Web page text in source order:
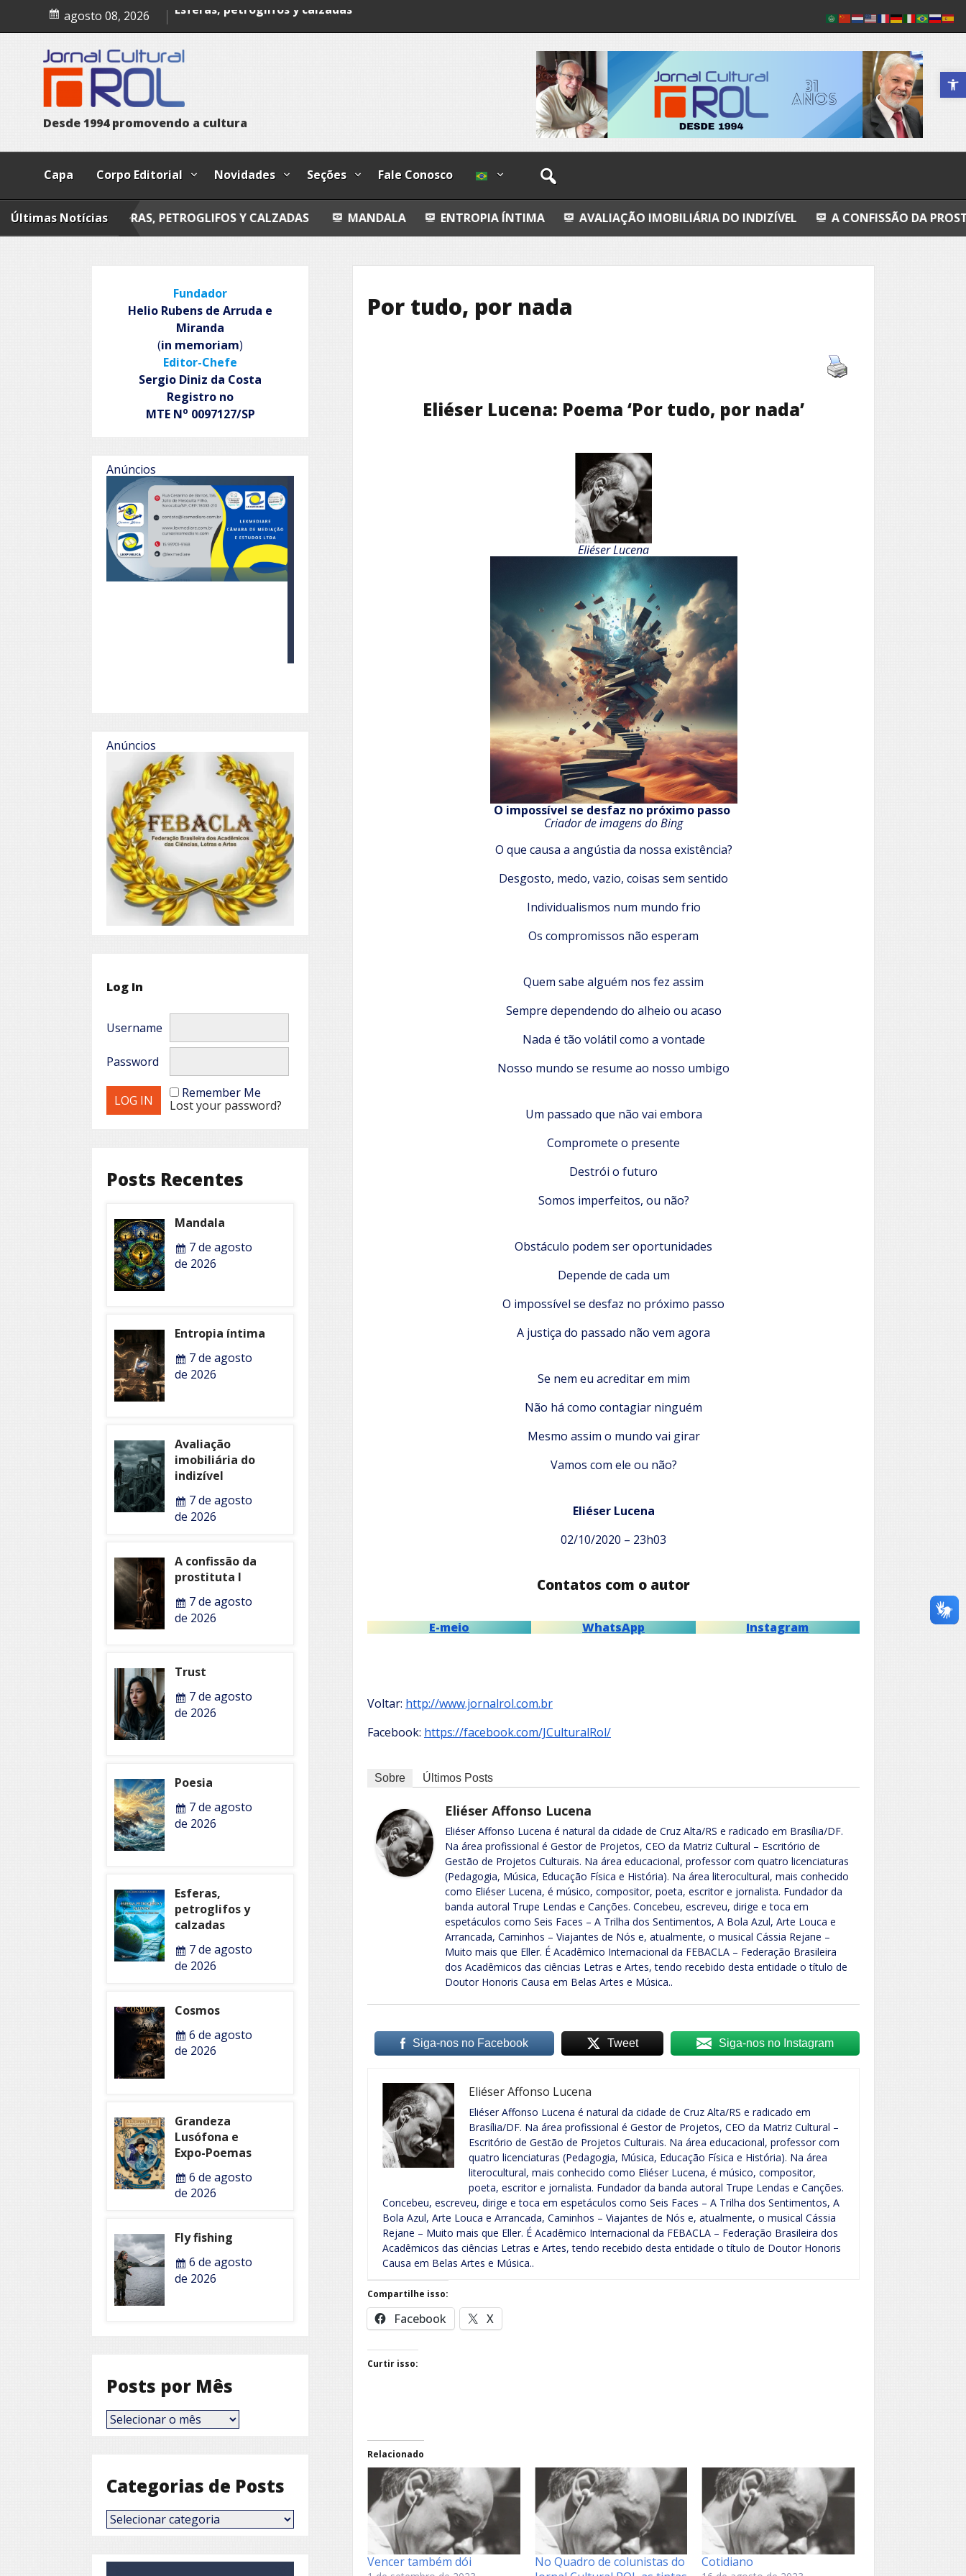
Abrir a
content
agosto 08, 2026
Desde1994 promovendo a cultura
Capa Corpo Editorial Novidades Seções Fale Conosco
Últimas Notícias
ESFERAS, PETROGLIFOS Y CALZADAS MANDALA ENTROPIA ÍNTIMA AVALIAÇÃO IMOBILIÁRIA DO INDIZÍVEL A CONFISSÃO DA PROSTITUTA I
Por tudo, por nada
Eliéser Lucena: Poema ‘Por tudo, por nada’
Eliéser Lucena
O impossível se desfaz no próximo passo
Criador de imagens do Bing
O que causa a angústia da nossa existência?
Desgosto, medo, vazio, coisas sem sentido
Individualismos num mundo frio
Os compromissos não esperam
Quem sabe alguém nos fez assim
Sempre dependendo do alheio ou acaso
Nada é tão volátil como a vontade
Nosso mundo se resume ao nosso umbigo
Um passado que não vai embora
Compromete o presente
Destrói o futuro
Somos imperfeitos, ou não?
Obstáculo podem ser oportunidades
Depende de cada um
O impossível se desfaz no próximo passo
A justiça do passado não vem agora
Se nem eu acreditar em mim
Não há como contagiar ninguém
Mesmo assim o mundo vai girar
Vamos com ele ou não?
Eliéser Lucena
02/10/2020 – 23h03
Contatos com o autor
E-meio WhatsApp Instagram
Voltar: http://www.jornalrol.com.br
Facebook: https://facebook.com/JCulturalRol/
Sobre Últimos Posts
Eliéser Affonso Lucena
Eliéser Affonso Lucena é natural da cidade de Cruz Alta/RS e radicado em Brasília/DF.
Na área profissional é Gestor de Projetos, CEO da Matriz Cultural – Escritório de
Gestão de Projetos Culturais. Na área educacional, professor com quatro licenciaturas
(Pedagogia, Música, Educação Física e História). Na área literocultural, mais conhecido
como Eliéser Lucena, é músico, compositor, poeta, escritor e jornalista. Fundador da
banda autoral Trupe Lendas e Canções. Concebeu, escreveu, dirige e toca em
espetáculos como Seis Faces – A Trilha dos Sentimentos, A Bola Azul, Arte Louca e
Arrancada, Caminhos – Viajantes de Nós e, atualmente, o musical Cássia Rejane –
Muito mais que Eller. É Acadêmico Internacional da FEBACLA – Federação Brasileira
dos Acadêmicos das ciências Letras e Artes, tendo recebido desta entidade o título de
Doutor Honoris Causa em Belas Artes e Música..
Siga-nos no Facebook Tweet Siga-nos no Instagram
Eliéser Affonso Lucena
Eliéser Affonso Lucena é natural da cidade de Cruz Alta/RS e radicado em
Brasília/DF. Na área profissional é Gestor de Projetos, CEO da Matriz Cultural –
Escritório de Gestão de Projetos Culturais. Na área educacional, professor com
quatro licenciaturas (Pedagogia, Música, Educação Física e História). Na área
literocultural, mais conhecido como Eliéser Lucena, é músico, compositor,
poeta, escritor e jornalista. Fundador da banda autoral Trupe Lendas e Canções.
Concebeu, escreveu, dirige e toca em espetáculos como Seis Faces – A Trilha dos Sentimentos, A
Bola Azul, Arte Louca e Arrancada, Caminhos – Viajantes de Nós e, atualmente, o musical Cássia
Rejane – Muito mais que Eller. É Acadêmico Internacional da FEBACLA – Federação Brasileira dos
Acadêmicos das ciências Letras e Artes, tendo recebido desta entidade o título de Doutor Honoris
Causa em Belas Artes e Música..
Compartilhe isso:
Facebook X
Curtir isso:
Relacionado
Vencer também dói
No Quadro de colunistas do
Cotidiano
Fundador
Helio Rubens de Arruda e
Miranda
(in memoriam)
Editor-Chefe
Sergio Diniz da Costa
Registro no
MTE No 0097127/SP
Anúncios
Anúncios
Log In
Username
Password
Remember Me
Lost your password?
Posts Recentes
Mandala
7 de agosto
de 2026
Entropia íntima
7 de agosto
de 2026
Avaliação
imobiliária do
indizível
7 de agosto
de 2026
A confissão da
prostituta I
7 de agosto
de 2026
Trust
7 de agosto
de 2026
Poesia
7 de agosto
de 2026
Esferas,
petroglifos y
calzadas
7 de agosto
de 2026
Cosmos
6 de agosto
de 2026
Grandeza
Lusófona e
Expo-Poemas
6 de agosto
de 2026
Fly fishing
6 de agosto
de 2026
Posts por Mês
Posts
por
Categorias de Posts
Categorias
de